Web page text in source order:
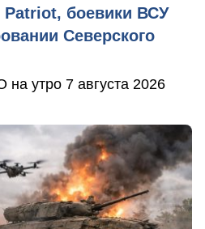
Patriot, боевики ВСУ
Северского
утро 7 августа 2026